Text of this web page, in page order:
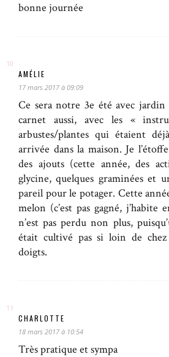
bonne journée
AMÉLIE
17 mars 2017 à 09:09
Ce sera notre 3e été avec
carnet aussi, avec les «
arbustes/plantes qui étaient
arrivée dans la maison. Je
des ajouts (cette année, des
glycine, quelques graminées et
pareil pour le potager. Cette
melon (c’est pas gagné, j’habite
n’est pas perdu non plus,
était cultivé pas si loin de
doigts.
CHARLOTTE
18 mars 2017 à 10:54
Très pratique et sympa